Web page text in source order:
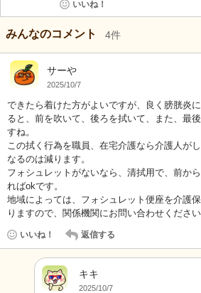
いいね！
みんなのコメント 4件
サーや
2025/10/7
できたら着けた方がよいですが、良く膀胱炎
ると、前を吹いて、後ろを拭いて、また、最
すね。
この拭く行為を職員、在宅介護なら介護人が
なるのは減ります。
フォシュレットがないなら、清拭用で、前か
ればokです。
地域によっては、フォシュレット便座を介護
りますので、関係機関にお問い合わせください
いいね！ 返信する
キキ
2025/10/7